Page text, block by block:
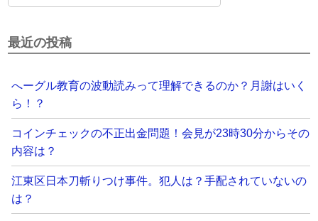
最近の投稿
へーグル教育の波動読みって理解できるのか？月謝はいく
ら！？
コインチェックの不正出金問題！会見が23時30分からその
内容は？
江東区日本刀斬りつけ事件。犯人は？手配されていないの
は？